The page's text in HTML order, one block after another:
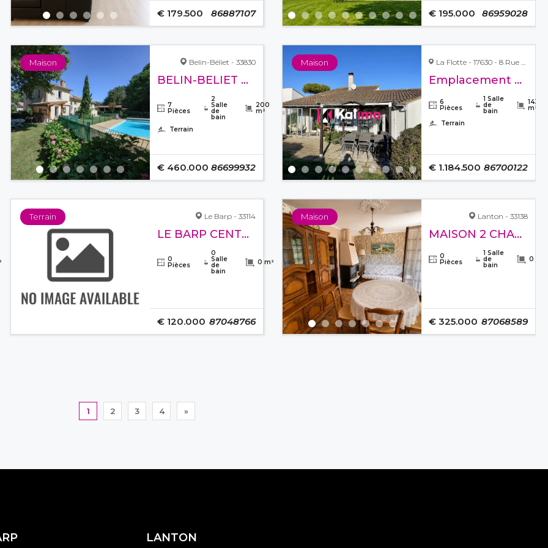
€ 179.500 86887107 € 195.000 86959028
Maison Belin-Béliet - 33830
BELIN-BELIET MAISON DE 200M² TERRAIN DE 1640M²
7
Pièces
2
Salle
de
bain
200
m²
Terrain
€ 460.000 86699932
Maison La Flotte - 17630 - 8 Rue des Marais
Emplacement exceptionnel
6
Pièces
1 Salle
de
bain
143
m²
Terrain
€ 1.184.500 86700122
Terrain Le Barp - 33114
LE BARP CENTRE
0
Pièces
0
Salle
de
bain
0 m²
€ 120.000 87048766
Maison Lanton - 33138
MAISON 2 CHAMBRES TERRAIN 816 M² CALME
0
Pièces
1 Salle
de
bain
0 m²
€ 325.000 87068589
1 2 3 4 »
LANTON